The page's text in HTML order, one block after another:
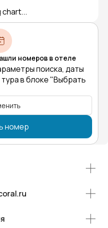
chart...
номеров в отеле
поиска, даты
в блоке "Выбрать
номер